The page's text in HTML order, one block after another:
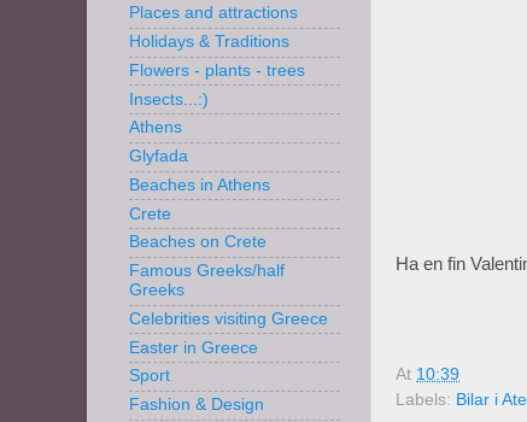
Ha en fin
At 10:39
Labels: Bilar i
Places and attractions
Holidays & Traditions
Flowers - plants - trees
Insects...:)
Athens
Glyfada
Beaches in Athens
Crete
Beaches on Crete
Famous Greeks/half
Greeks
Celebrities visiting Greece
Easter in Greece
Sport
Fashion & Design